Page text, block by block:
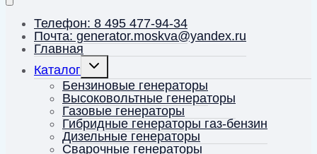
Телефон: 8 495 477-94-34
Почта: generator.moskva@yandex.ru
Главная
Каталог
Переключить
меню
Бензиновые генераторы
Высоковольтные генераторы
Газовые генераторы
Гибридные генераторы газ-бензин
Дизельные генераторы
Сварочные генераторы